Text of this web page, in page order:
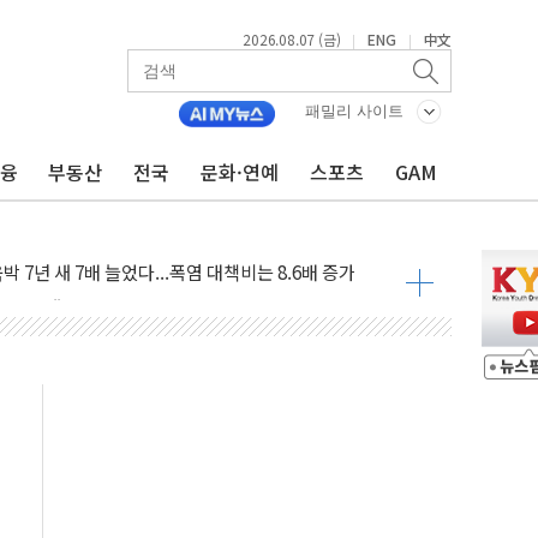
2026.08.07 (금) | ENG | 中文
패밀리 사이트
부동산 전국 문화·연예 스포츠 GAM
, 스타트업 지원 프로그램 성료
' 임성근 전 사단장 항소심도 징역 3년 선고
살인' 50대 남성 구속 송치
여름"…구윤철, 쪽방촌 폭염 대응상황 점검
'패싱'… 美, 유로화 팔아 엔화 부양 후 사후 통보만
선 재개...3년 2개월 만